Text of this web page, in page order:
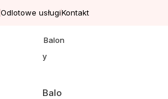
Odlotowe usługiKontakt
Balon
y
Balo